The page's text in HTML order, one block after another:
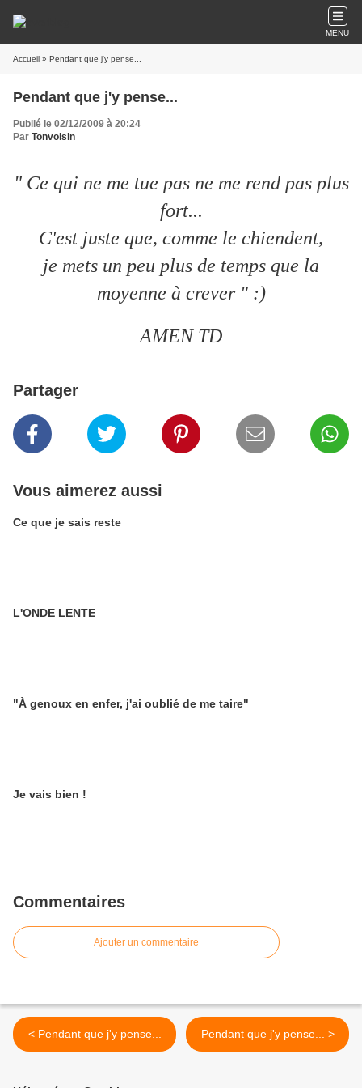
MENU
Accueil » Pendant que j'y pense...
Pendant que j'y pense...
Publié le 02/12/2009 à 20:24
Par Tonvoisin
" Ce qui ne me tue pas ne me rend pas plus
fort...
C'est juste que, comme le chiendent,
je mets un peu plus de temps que la
moyenne à crever " :)
AMEN TD
Partager
Vous aimerez aussi
Ce que je sais reste
L'ONDE LENTE
"À genoux en enfer, j'ai oublié de me taire"
Je vais bien !
Commentaires
Ajouter un commentaire
< Pendant que j'y pense... Pendant que j'y pense... >